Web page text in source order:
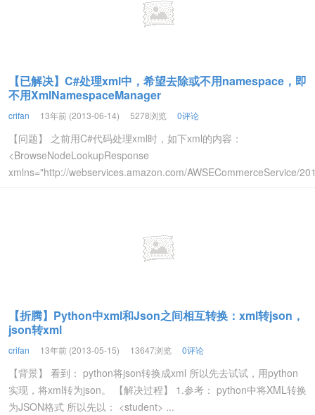
【已解决】C#处理xml中，希望去除或不用namespace，即
不用XmlNamespaceManager
crifan 13年前 (2013-06-14) 5278浏览 0评论
【问题】 之前用C#代码处理xml时，如下xml的内容：
<BrowseNodeLookupResponse
xmlns="http://webservices.amazon.com/AWSECommerceService/
【折腾】Python中xml和Json之间相互转换：xml转json，
json转xml
crifan 13年前 (2013-05-15) 13647浏览 0评论
【背景】 看到： python将json转换成xml 所以先去试试，用python
实现，将xml转为json。 【解决过程】 1.参考： python中将XML转换
为JSON格式 所以先以： <student> ...